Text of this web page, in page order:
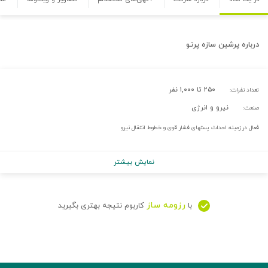
درباره پرشین سازه پرتو
تعداد نفرات: ۲۵۰ تا ۱,۰۰۰ نفر
صنعت: نیرو و انرژی
فعال در زمینه احداث پستهای فشار قوی و خطوط انتقال نیرو
نمایش بیشتر
با رزومه ساز کاربوم نتیجه بهتری بگیرید